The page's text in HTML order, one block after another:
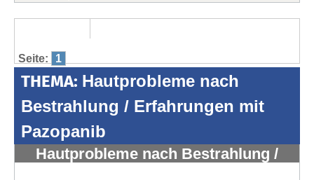
Seite: 1
THEMA: Hautprobleme nach
Bestrahlung / Erfahrungen mit
Pazopanib
Hautprobleme nach Bestrahlung /